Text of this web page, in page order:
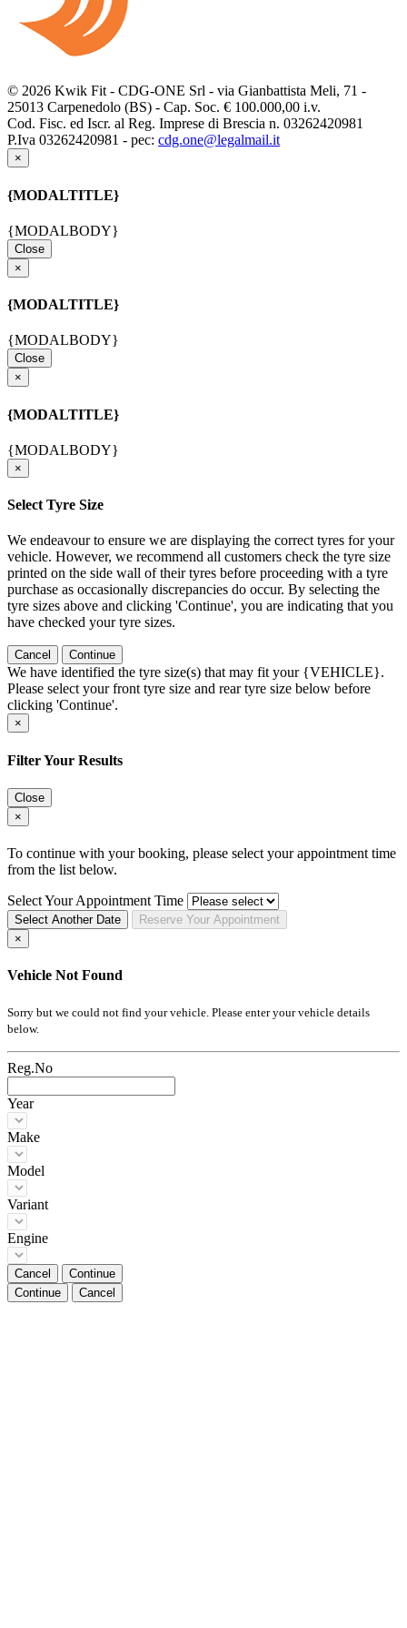
© 2026 Kwik Fit - CDG-ONE Srl - via Gianbattista Meli, 71 -
25013 Carpenedolo (BS) - Cap. Soc. € 100.000,00 i.v.
Cod. Fisc. ed Iscr. al Reg. Imprese di Brescia n. 03262420981
P.Iva 03262420981 - pec: cdg.one@legalmail.it
×
{MODALTITLE}
{MODALBODY}
Close
×
{MODALTITLE}
{MODALBODY}
Close
×
{MODALTITLE}
{MODALBODY}
×
Select Tyre Size
We endeavour to ensure we are displaying the correct tyres for your
vehicle. However, we recommend all customers check the tyre size
printed on the side wall of their tyres before proceeding with a tyre
purchase as occasionally discrepancies do occur. By selecting the
tyre sizes above and clicking 'Continue', you are indicating that you
have checked your tyre sizes.
Cancel Continue
We have identified the tyre size(s) that may fit your {VEHICLE}.
Please select your front tyre size and rear tyre size below before
clicking 'Continue'.
×
Filter Your Results
Close
×
To continue with your booking, please select your appointment time
from the list below.
Select Your Appointment Time
Select Another Date Reserve Your Appointment
×
Vehicle Not Found
Sorry but we could not find your vehicle. Please enter your vehicle details
below.
Reg.No
Year
Make
Model
Variant
Engine
Cancel
Continue
Continue
Cancel